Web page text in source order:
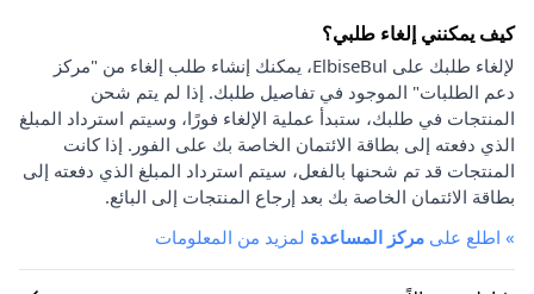
كيف يمكنني إلغاء طلبي؟
لإلغاء طلبك على ElbiseBul، يمكنك إنشاء طلب إلغاء من "مركز
دعم الطلبات" الموجود في تفاصيل طلبك. إذا لم يتم شحن
المنتجات في طلبك، ستبدأ عملية الإلغاء فورًا، وسيتم استرداد المبلغ
الذي دفعته إلى بطاقة الائتمان الخاصة بك على الفور. إذا كانت
المنتجات قد تم شحنها بالفعل، سيتم استرداد المبلغ الذي دفعته إلى
بطاقة الائتمان الخاصة بك بعد إرجاع المنتجات إلى البائع.
» اطلع على مركز المساعدة لمزيد من المعلومات